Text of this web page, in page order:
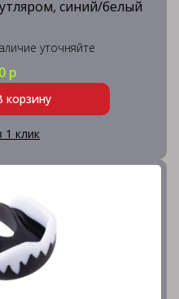
синий/белый
уточняйте
р
корзину
1 клик